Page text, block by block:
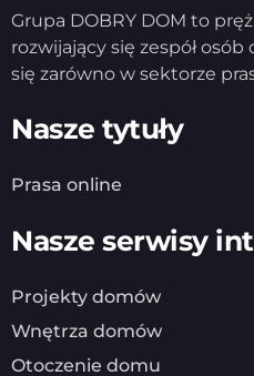
Grupa DOBRY DOM to
rozwijający się zespół
się zarówno w sektorze
Nasze tytuły
Prasa online
Nasze serwisy
Projekty domów
Wnętrza domów
Otoczenie domu